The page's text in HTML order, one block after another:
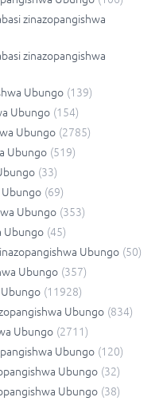
zinazopangishwa
zinazopangishwa
Ubungo (139)
Ubungo (154)
Ubungo (2785)
Ubungo (519)
(33)
Ubungo (69)
Ubungo (353)
Ubungo (45)
Ubungo (50)
Ubungo (357)
(11928)
Ubungo (834)
Ubungo (2711)
Ubungo (120)
Ubungo (32)
Ubungo (38)